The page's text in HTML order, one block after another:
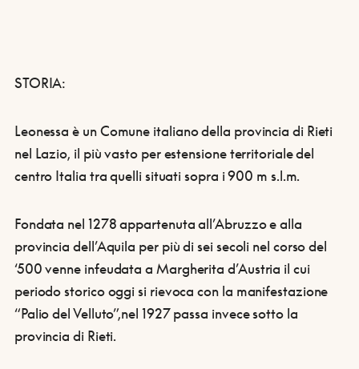
STORIA:
Leonessa è un Comune italiano della provincia di Rieti
nel Lazio, il più vasto per estensione territoriale del
centro Italia tra quelli situati sopra i 900 m s.l.m.
Fondata nel 1278 appartenuta all’Abruzzo e alla
provincia dell’Aquila per più di sei secoli nel corso del
‘500 venne infeudata a Margherita d’Austria il cui
periodo storico oggi si rievoca con la manifestazione
“Palio del Velluto”,nel 1927 passa invece sotto la
provincia di Rieti.